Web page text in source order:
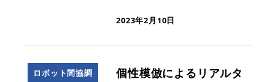
2023年2月10日
ロボット間協調
個性模倣によるリアルタ